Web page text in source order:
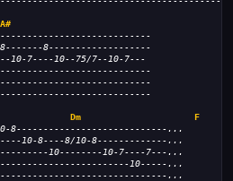
A#
8-------8-------------------
7----10--75/7--10-7---
Dm
F
8----------------------------...
10-8----8/10-8-------------...
10--------10-7----7---...
10-----...
...